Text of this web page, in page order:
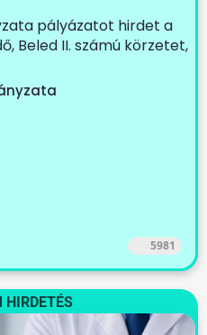
pályázatot hirdet a
Beled II. számú körzetet,
5981
HIRDETÉS